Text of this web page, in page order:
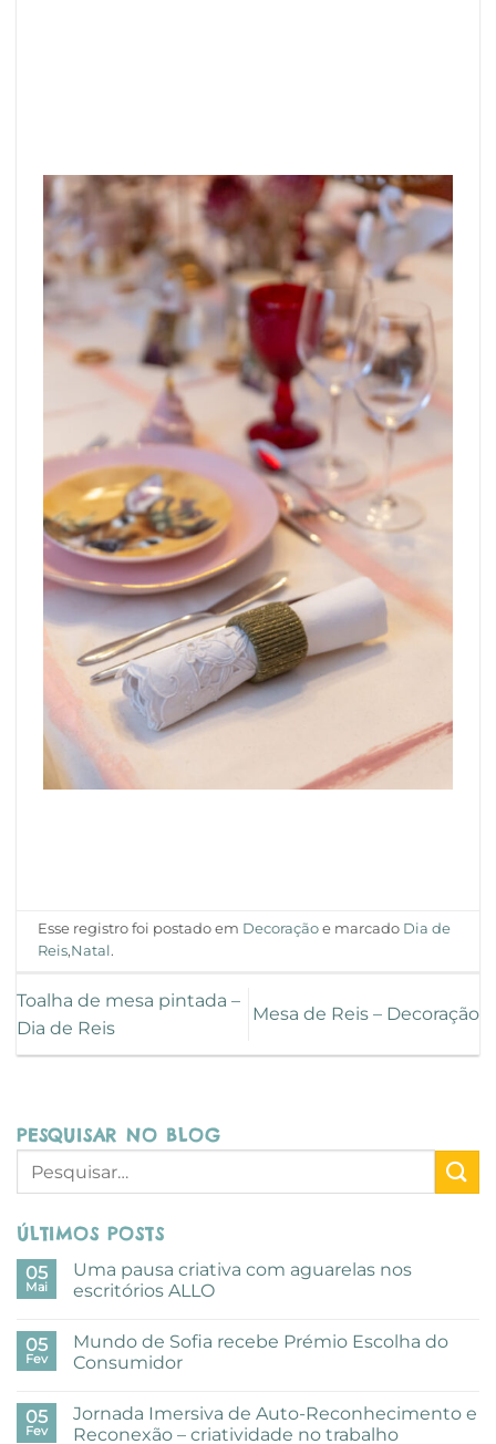
Esse registro foi postado em Decoração e marcado Dia de
Reis,Natal.
Toalha de mesa pintada –
Dia de Reis
Mesa de Reis – Decoração
PESQUISAR NO BLOG
ÚLTIMOS POSTS
05
Mai
Uma pausa criativa com aguarelas nos
escritórios ALLO
em
Uma
pausa
aguarelas
nos
05
Fev
Mundo de Sofia recebe Prémio Escolha do
Consumidor
em
Mundo
05
Fev
Jornada Imersiva de Auto-Reconhecimento e
Reconexão – criatividade no trabalho